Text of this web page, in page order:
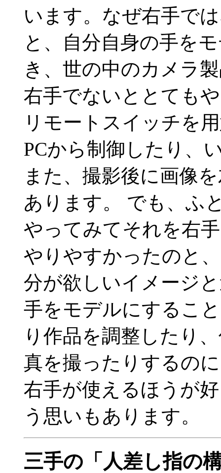
います。なぜ右手で
と、自分自身の手を
き、世の中のカメラ
右手でないととても
リモートスイッチを
PCから制御したり、
また、撮影後に画像
あります。 でも、ふ
やってみてそれを右
やりやすかったのと
分が欲しいイメージ
手をモデルにするこ
り作品を調整したり
真を撮ったりするの
右手が使えるほうが
う思いもあります。
三手の「人差し指の